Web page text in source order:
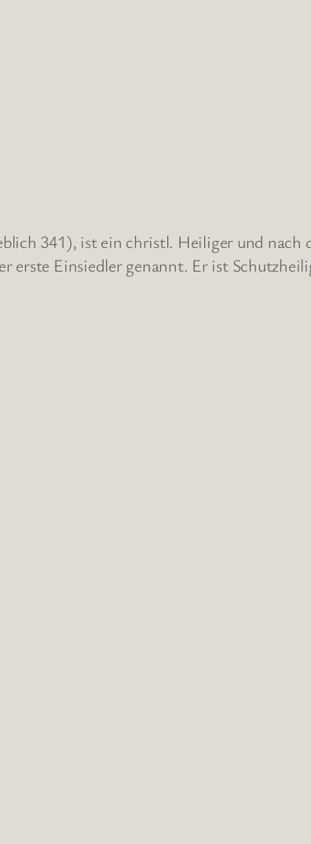
341), ist ein christl. Heiliger und
erste Einsiedler genannt. Er ist